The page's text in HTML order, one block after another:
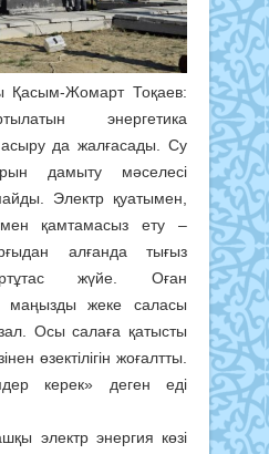
Қасым-Жомарт Тоқаев:
энергетика
да жалғасады. Су
дамыту мәселесі
Электр қуатымен,
қамтамасыз ету –
алғанда тығыз
жүйе. Оған
маңызды жеке саласы
Осы салаға қатысты
өзектілігін жоғалтты.
керек» деген еді
электр энергия көзі